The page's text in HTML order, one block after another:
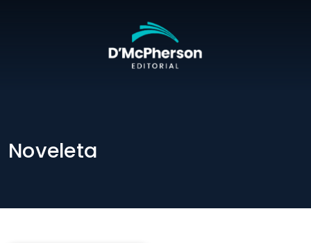
Noveleta